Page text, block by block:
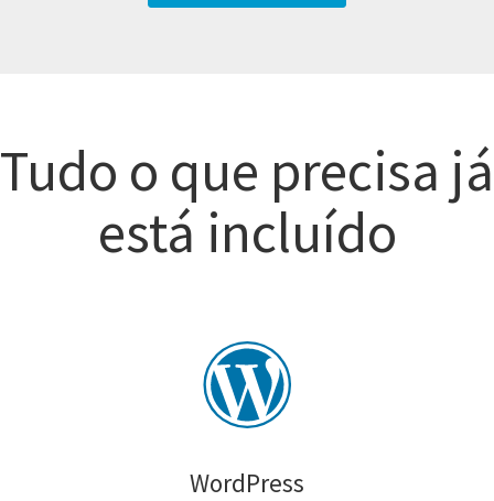
Tudo o que precisa já
está incluído
WordPress